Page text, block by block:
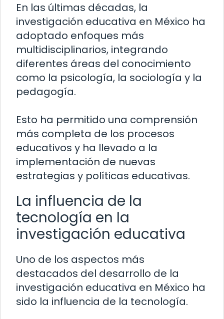
En las últimas décadas, la
investigación educativa en México ha
adoptado enfoques más
multidisciplinarios, integrando
diferentes áreas del conocimiento
como la psicología, la sociología y la
pedagogía.
Esto ha permitido una comprensión
más completa de los procesos
educativos y ha llevado a la
implementación de nuevas
estrategias y políticas educativas.
La influencia de la
tecnología en la
investigación educativa
Uno de los aspectos más
destacados del desarrollo de la
investigación educativa en México ha
sido la influencia de la tecnología.